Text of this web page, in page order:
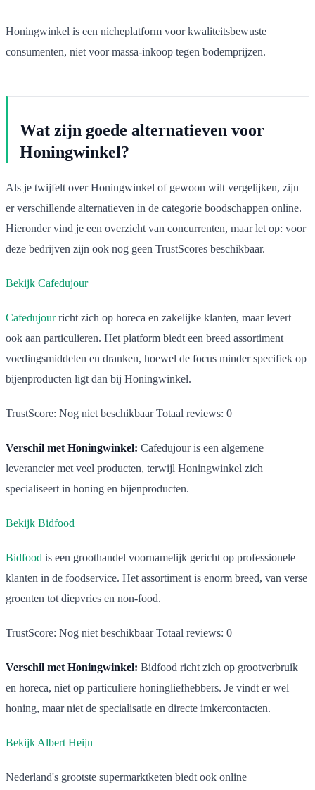
Honingwinkel is een nicheplatform voor kwaliteitsbewuste
consumenten, niet voor massa-inkoop tegen bodemprijzen.
Wat zijn goede alternatieven voor
Honingwinkel?
Als je twijfelt over Honingwinkel of gewoon wilt vergelijken, zijn
er verschillende alternatieven in de categorie boodschappen online.
Hieronder vind je een overzicht van concurrenten, maar let op: voor
deze bedrijven zijn ook nog geen TrustScores beschikbaar.
Bekijk Cafedujour
Cafedujourricht zich op horeca en zakelijke klanten, maar levert
ook aan particulieren. Het platform biedt een breed assortiment
voedingsmiddelen en dranken, hoewel de focus minder specifiek op
bijenproducten ligt dan bij Honingwinkel.
TrustScore: Nog niet beschikbaar Totaal reviews: 0
Verschil met Honingwinkel: Cafedujour is een algemene
leverancier met veel producten, terwijl Honingwinkel zich
specialiseert in honing en bijenproducten.
Bekijk Bidfood
Bidfood is een groothandel voornamelijk gericht op professionele
klanten in de foodservice. Het assortiment is enorm breed, van verse
groenten tot diepvries en non-food.
TrustScore: Nog niet beschikbaar Totaal reviews: 0
Verschil met Honingwinkel: Bidfood richt zich op grootverbruik
en horeca, niet op particuliere honingliefhebbers. Je vindt er wel
honing, maar niet de specialisatie en directe imkercontacten.
Bekijk Albert Heijn
Nederland's grootste supermarktketen biedt ook online